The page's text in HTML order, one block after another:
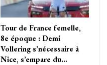
Tour de France femelle,
8e époque : Demi
Vollering s’nécessaire à
Nice, s’empare du…